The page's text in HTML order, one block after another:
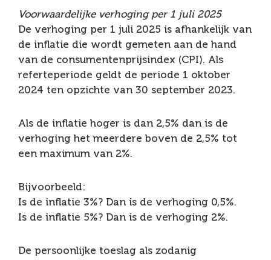
Voorwaardelijke verhoging per 1 juli 2025
De verhoging per 1 juli 2025 is afhankelijk van
de inflatie die wordt gemeten aan de hand
van de consumentenprijsindex (CPI). Als
referteperiode geldt de periode 1 oktober
2024 ten opzichte van 30 september 2023.
Als de inflatie hoger is dan 2,5% dan is de
verhoging het meerdere boven de 2,5% tot
een maximum van 2%.
Bijvoorbeeld:
Is de inflatie 3%? Dan is de verhoging 0,5%.
Is de inflatie 5%? Dan is de verhoging 2%.
De persoonlijke toeslag als zodanig